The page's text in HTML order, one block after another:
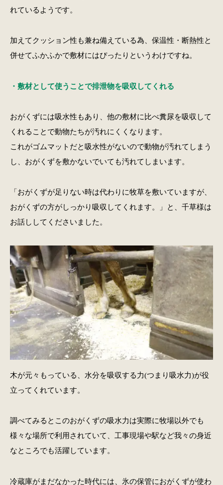
れているようです。
加えてクッション性も兼ね備えている為、保温性・断熱性と
併せてふかふかで敷材にはぴったりというわけですね。
・敷材として使うことで排泄物を吸収してくれる
おがくずには吸水性もあり、他の敷材に比べ糞尿を吸収して
くれることで動物たちが汚れにくくなります。
これがゴムマットだと吸水性がないので動物が汚れてしまう
し、おがくずを敷かないでいても汚れてしまいます。
「おがくずが足りない時は代わりに牧草を敷いていますが、
おがくずの方がしっかり吸収してくれます。」と、千草様は
お話ししてくださいました。
木が元々もっている、水分を吸収する力(つまり吸水力)が役
立ってくれています。
調べてみるとこのおがくずの吸水力は実際に牧場以外でも
様々な場所で利用されていて、工事現場や駅など我々の身近
なところでも活躍しています。
冷蔵庫がまだなかった時代には、氷の保管におがくずが使わ